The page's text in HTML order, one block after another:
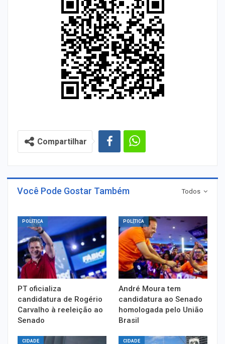
Compartilhar
Todos
Você Pode Gostar Também
POLÍTICA
PT oficializa
candidatura de Rogério
Carvalho à reeleição ao
Senado
POLÍTICA
André Moura tem
candidatura ao Senado
homologada pelo União
Brasil
CIDADE CIDADE